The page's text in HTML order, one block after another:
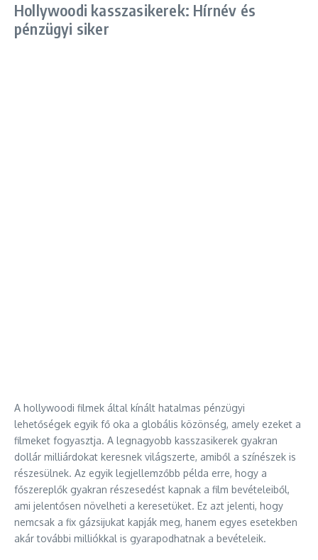
Hollywoodi kasszasikerek: Hírnév és
pénzügyi siker
A hollywoodi filmek által kínált hatalmas pénzügyi
lehetőségek egyik fő oka a globális közönség, amely ezeket a
filmeket fogyasztja. A legnagyobb kasszasikerek gyakran
dollár milliárdokat keresnek világszerte, amiből a színészek is
részesülnek. Az egyik legjellemzőbb példa erre, hogy a
főszereplők gyakran részesedést kapnak a film bevételeiből,
ami jelentősen növelheti a keresetüket. Ez azt jelenti, hogy
nemcsak a fix gázsijukat kapják meg, hanem egyes esetekben
akár további milliókkal is gyarapodhatnak a bevételeik.